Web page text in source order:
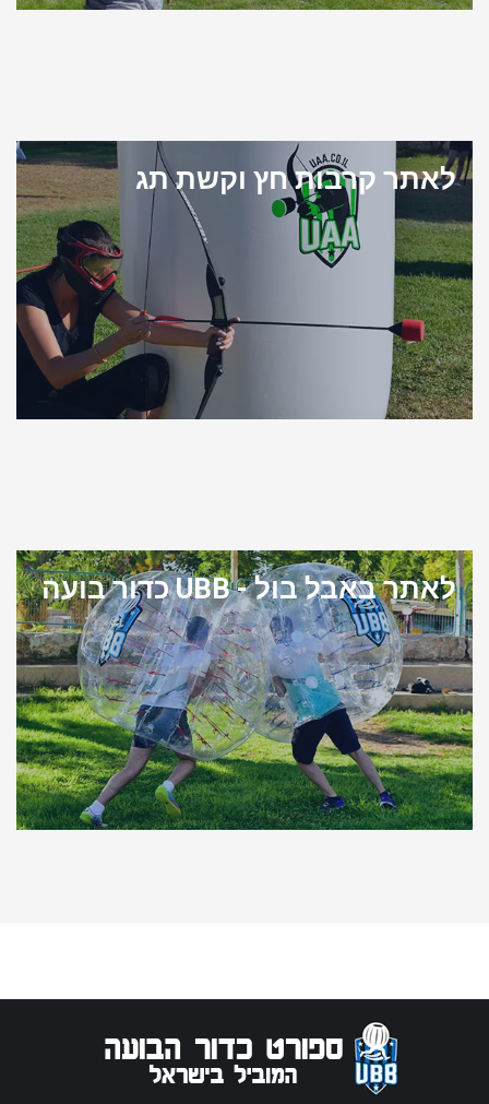
לאתר קרבות חץ וקשת תג
לאתר באבל בול - UBB כדור בועה